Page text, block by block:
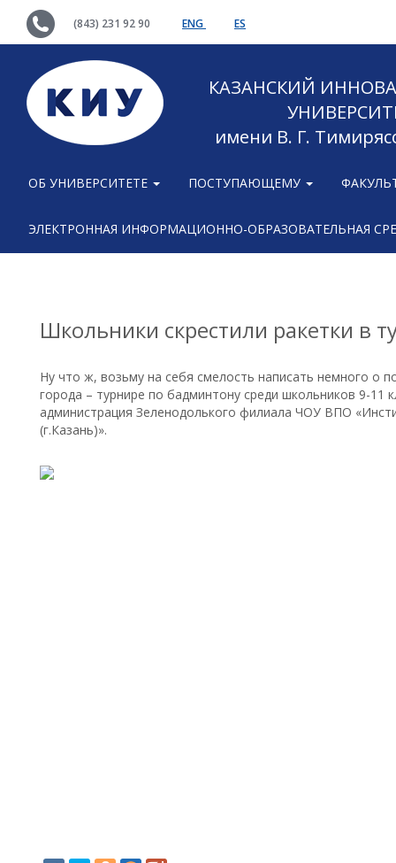
(843) 231 92 90 ENG ES
КАЗАНСКИЙ
имени В. Г.
ОБ УНИВЕРСИТЕТЕ ПОСТУПАЮЩЕМУ
ЭЛЕКТРОННАЯ ИНФОРМАЦИОННО-ОБРАЗОВАТЕЛЬНАЯ
Школьники скрестили ракетки в
Ну что ж, возьму на себя смелость написать немного о
города – турнире по бадминтону среди школьников 9-11
администрация Зеленодолького филиала ЧОУ ВПО
(г.Казань)».